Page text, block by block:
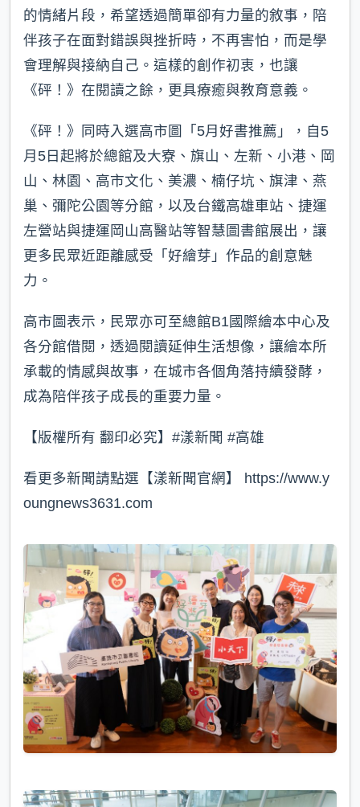
的情緒片段，希望透過簡單卻有力量的敘事，陪
伴孩子在面對錯誤與挫折時，不再害怕，而是學
會理解與接納自己。這樣的創作初衷，也讓
《砰！》在閱讀之餘，更具療癒與教育意義。
《砰！》同時入選高市圖「5月好書推薦」，自5
月5日起將於總館及大寮、旗山、左新、小港、岡
山、林園、高市文化、美濃、楠仔坑、旗津、燕
巢、彌陀公園等分館，以及台鐵高雄車站、捷運
左營站與捷運岡山高醫站等智慧圖書館展出，讓
更多民眾近距離感受「好繪芽」作品的創意魅
力。
高市圖表示，民眾亦可至總館B1國際繪本中心及
各分館借閱，透過閱讀延伸生活想像，讓繪本所
承載的情感與故事，在城市各個角落持續發酵，
成為陪伴孩子成長的重要力量。
【版權所有 翻印必究】#漾新聞 #高雄
看更多新聞請點選【漾新聞官網】 https://www.y
oungnews3631.com⁠